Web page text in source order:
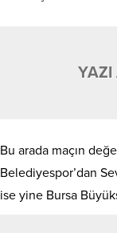
YAZI
Bu arada maçın
Belediyespor’dan
ise yine Bursa